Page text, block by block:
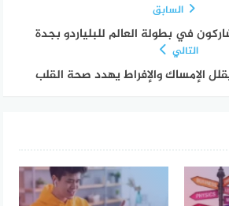
السابق
التالي
الإمساك والإفراط يهدد صحة القلب